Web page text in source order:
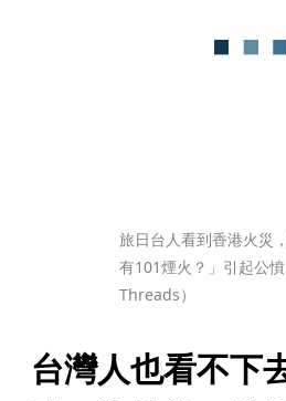
旅日台人看到香港火災
有101煙火？」引起公
Threads）
台灣人也看不下